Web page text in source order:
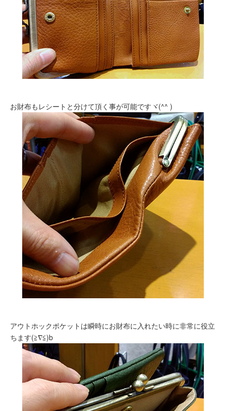
お財布もレシートと分けて頂く事が可能ですヾ(^^ )
アウトホックポケットは瞬時にお財布に入れたい時に非常に役立
ちます(≧∇≦)b